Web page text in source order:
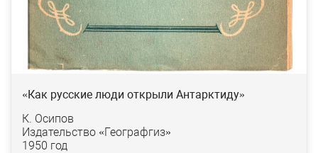
«Как русские люди открыли Антарктиду»
К. Осипов
Издательство «Географгиз»
1950 год